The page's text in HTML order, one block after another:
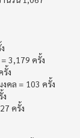
3,179 ครั้ง
ง
คล = 103 ครั้ง
ครั้ง